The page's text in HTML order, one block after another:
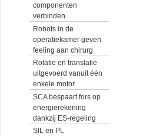
componenten
verbinden
Robots in de
operatiekamer geven
feeling aan chirurg
Rotatie en translatie
uitgevoerd vanuit één
enkele motor
SCA bespaart fors op
energierekening
dankzij ES-regeling
SIL en PL